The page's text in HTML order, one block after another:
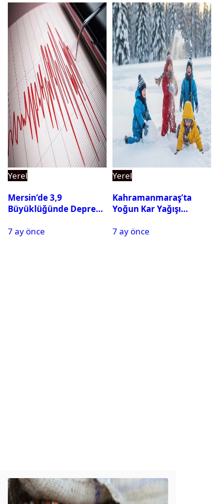
Yerel
Mersin’de 3,9
Büyüklüğünde Deprem
7 ay önce
Yerel
Kahramanmaraş’ta
Yoğun Kar Yağışı
Tatil
7 ay önce